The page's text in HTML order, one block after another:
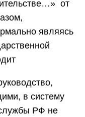
от
являясь
в систему
РФ не